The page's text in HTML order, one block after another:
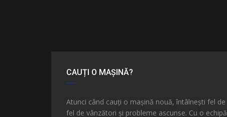
CAUȚI O MAȘINĂ?
Atunci când cauți o mașină nouă, întâlnești fel de
fel de vânzători și probleme ascunse. Cu o echipă